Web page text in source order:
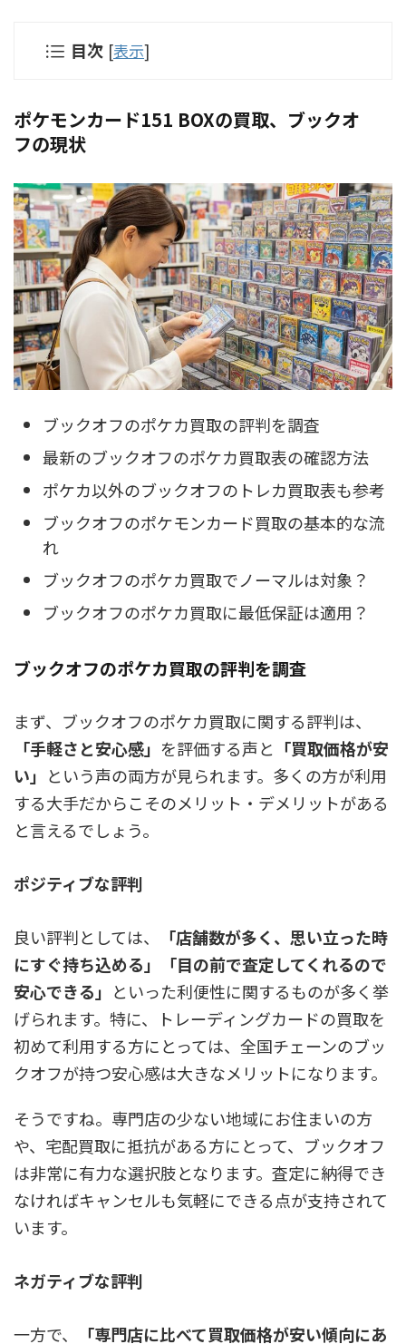
目次 [表示]
ポケモンカード151 BOXの買取、ブックオ
フの現状
ブックオフのポケカ買取の評判を調査
最新のブックオフのポケカ買取表の確認方法
ポケカ以外のブックオフのトレカ買取表も参考
ブックオフのポケモンカード買取の基本的な流
れ
ブックオフのポケカ買取でノーマルは対象？
ブックオフのポケカ買取に最低保証は適用？
ブックオフのポケカ買取の評判を調査
まず、ブックオフのポケカ買取に関する評判は、
「手軽さと安心感」 を評価する声と 「買取価格が安
い」 という声の両方が見られます。 多くの方が利用
する大手だからこそのメリット・デメリットがある
と言えるでしょう。
ポジティブな評判
良い評判としては、
「店舗数が多く、思い立った時
にすぐ持ち込める」「目の前で査定してくれるので
安心できる」 といった利便性に関するものが多く挙
げられます。特に、トレーディングカードの買取を
初めて利用する方にとっては、全国チェーンのブッ
クオフが持つ安心感は大きなメリットになります。
そうですね。専門店の少ない地域にお住まいの方
や、宅配買取に抵抗がある方にとって、ブックオフ
は非常に有力な選択肢となります。査定に納得でき
なければキャンセルも気軽にできる点が支持されて
います。
ネガティブな評判
一方で、 「専門店に比べて買取価格が安い傾向にあ